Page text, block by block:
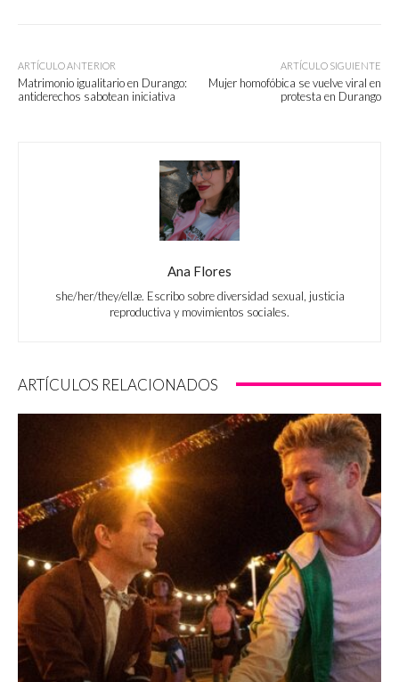
ARTÍCULO ANTERIOR
Matrimonio igualitario en Durango:
antiderechos sabotean iniciativa
ARTÍCULO SIGUIENTE
Mujer homofóbica se vuelve viral en
protesta en Durango
Ana Flores
she/her/they/ellæ. Escribo sobre diversidad sexual, justicia
reproductiva y movimientos sociales.
ARTÍCULOS RELACIONADOS